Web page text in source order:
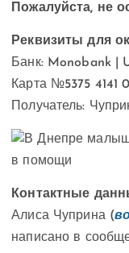
Пожалуйста, не
Реквизиты для
Банк: Monobank |
Карта №5375 4141
Получатель:
Контактные
Алиса Чуприна (
написано в